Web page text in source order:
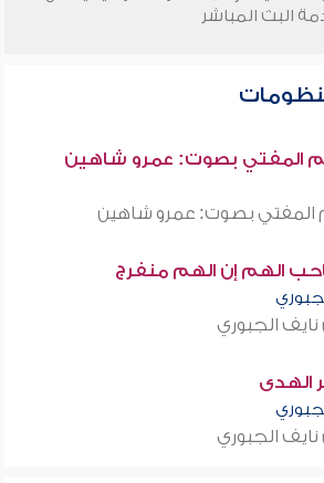
البث المباشر
المفتي بصوت: عمرو شاهين
بصوت: عمرو شاهين
الهم إن الهم منفرج
الجبوري
الهدى
الجبوري